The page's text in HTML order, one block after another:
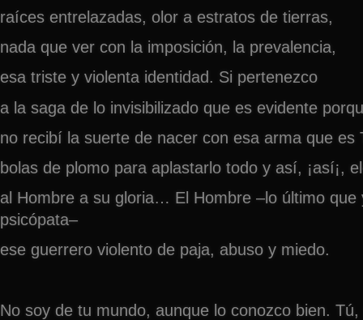
raíces entrelazadas, olor a estratos de tierras,
nada que ver con la imposición, la prevalencia,
esa triste y violenta identidad. Si pertenezco
a la saga de lo invisibilizado que es evidente
no recibí la suerte de nacer con esa arma que es
bolas de plomo para aplastarlo todo y así, ¡así¡,
al Hombre a su gloria… El Hombre –lo último que
psicópata–
ese guerrero violento de paja, abuso y miedo.
No soy de tu mundo, aunque lo conozco bien.